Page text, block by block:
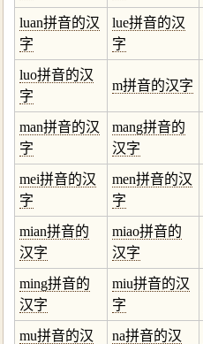
luan拼音的汉
字
lue拼音的汉
字
luo拼音的汉
字
m拼音的汉字
man拼音的汉
字
mang拼音的
汉字
mei拼音的汉
字
men拼音的汉
字
mian拼音的
汉字
miao拼音的
汉字
ming拼音的
汉字
miu拼音的汉
字
mu拼音的汉
na拼音的汉